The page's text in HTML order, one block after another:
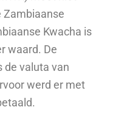
Zambiaanse
Kwacha is
waard. De
de valuta van
werd er met